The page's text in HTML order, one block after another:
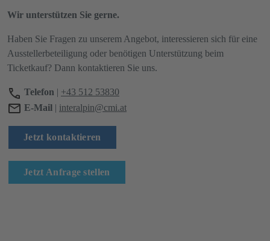
Wir unterstützen Sie gerne.
Haben Sie Fragen zu unserem Angebot, interessieren sich für eine
Ausstellerbeteiligung oder benötigen Unterstützung beim
Ticketkauf? Dann kontaktieren Sie uns.
Telefon | +43 512 53830
E-Mail | interalpin@cmi.at
Jetzt kontaktieren
Jetzt Anfrage stellen